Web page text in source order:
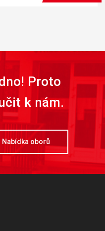
Proto
k nám.
Nabídka oborů